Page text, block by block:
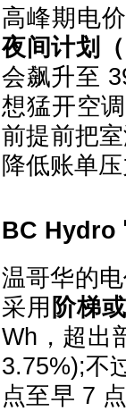
高峰期电
夜间计划（
会飙升至
想猛开空
前提前把
降低账单压
BC Hydro
温哥华的
采用 阶梯
Wh，超出
3.75%);不
点至早 7